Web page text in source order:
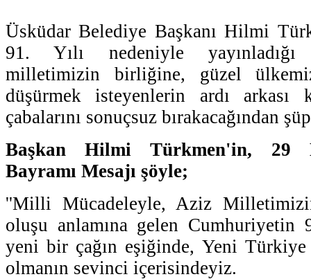
Üsküdar Belediye Başkanı Hilmi
91. Yılı nedeniyle yayınladığı
milletimizin birliğine, güzel
düşürmek isteyenlerin ardı arkası
çabalarını sonuçsuz bırakacağından
Başkan Hilmi Türkmen'in, 29
Bayramı Mesajı şöyle;
''Milli Mücadeleyle, Aziz
oluşu anlamına gelen Cumhuriyetin
yeni bir çağın eşiğinde, Yeni Türkiye
olmanın sevinci içerisindeyiz.